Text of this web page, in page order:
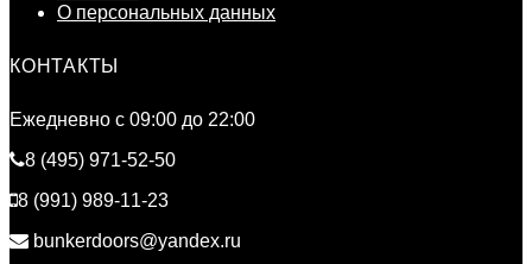
О персональных данных
КОНТАКТЫ
Ежедневно c 09:00 до 22:00
8 (495) 971-52-50
8 (991) 989-11-23
bunkerdoors@yandex.ru